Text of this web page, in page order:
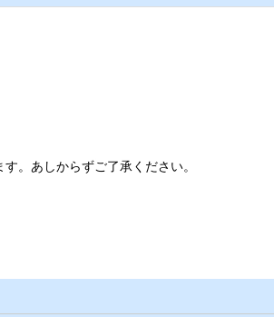
。あしからずご了承ください。